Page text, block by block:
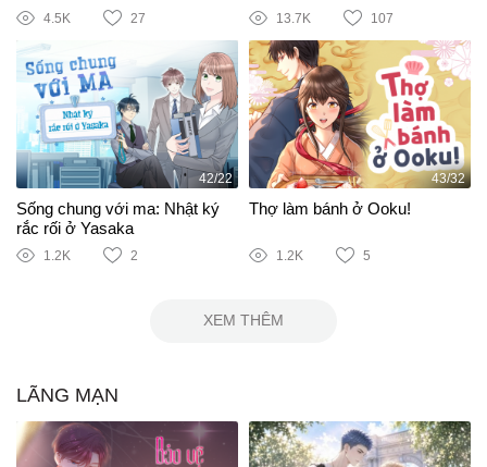
4.5K 27 13.7K 107
42/22
Sống chung với ma: Nhật ký
rắc rối ở Yasaka
1.2K 2
43/32
Thợ làm bánh ở Ooku!
1.2K 5
XEM THÊM
LÃNG MẠN